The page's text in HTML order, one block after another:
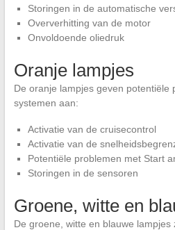
Storingen in de automatische
Oververhitting van de motor
Onvoldoende oliedruk
Oranje lampjes
De oranje lampjes geven potentiële
systemen aan:
Activatie van de cruisecontrol
Activatie van de
Potentiële problemen met Start
Storingen in de sensoren
Groene, witte en
De groene, witte en blauwe lampjes